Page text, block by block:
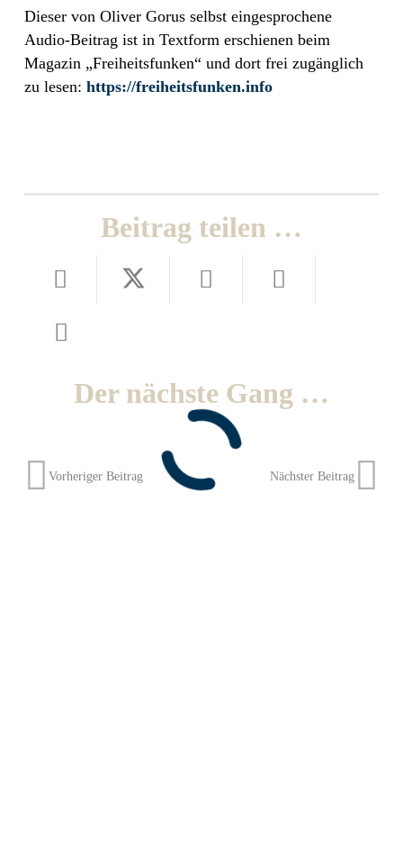
Dieser von Oliver Gorus selbst eingesprochene
Audio-Beitrag ist in Textform erschienen beim
Magazin „Freiheitsfunken“ und dort frei zugänglich
zu lesen: https://freiheitsfunken.info
Beitrag teilen …
Der nächste Gang …
Vorheriger Beitrag Nächster Beitrag